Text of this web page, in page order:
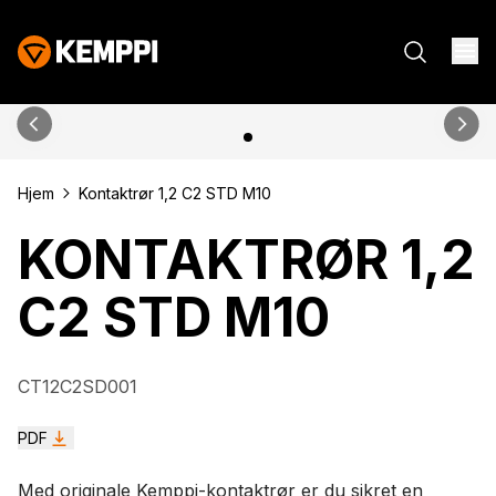
Hjem Kontaktrør 1,2 C2 STD M10
KONTAKTRØR 1,2
C2 STD M10
CT12C2SD001
PDF
Med originale Kemppi-kontaktrør er du sikret en